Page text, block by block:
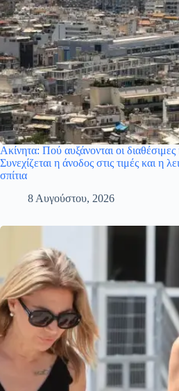
Ακίνητα: Πού αυξάνονται οι διαθέσιμες
Συνεχίζεται η άνοδος στις τιμές και η
σπίτια
8 Αυγούστου, 2026